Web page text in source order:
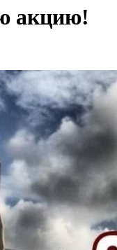
акцию!